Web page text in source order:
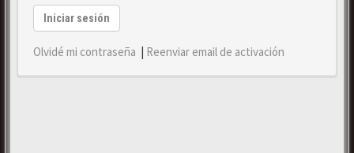
Iniciar sesión
Olvidé mi contraseña | Reenviar email de activación